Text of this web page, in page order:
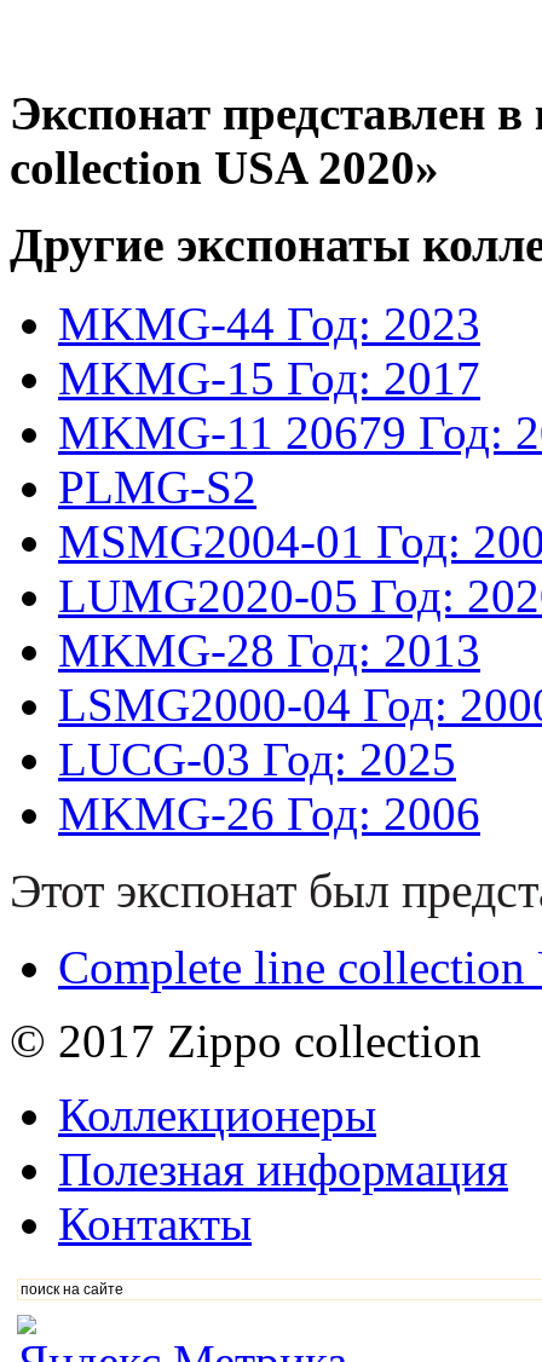
Экспонат представлен
collection USA 2020»
Другие экспонаты
MKMG-44 Год: 2023
MKMG-15 Год: 2017
MKMG-11 20679 Год:
PLMG-S2
MSMG2004-01 Год:
LUMG2020-05 Год:
MKMG-28 Год: 2013
LSMG2000-04 Год:
LUCG-03 Год: 2025
MKMG-26 Год: 2006
Этот экспонат был
Complete line collection
© 2017 Zippo collection
Коллекционеры
Полезная информация
Контакты